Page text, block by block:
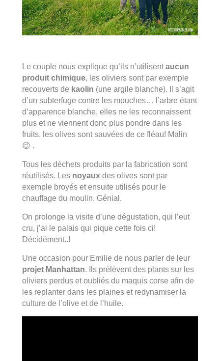
Le couple nous explique qu’ils n’utilisentaucun
produit chimique, les oliviers sont par exemple
recouverts de kaolin (une argile blanche). Il s’agit
d’un subterfuge contre les mouches… l’arbre étant
d’apparence blanche, elles ne les reconnaissent
plus et ne viennent donc plus pondre dans les
fruits, les olives sont sauvées de ce fléau! Malin
😉 .
Tous les déchets produits par la fabrication sont
réutilisés. Les noyauxdes olives sont par
exemple broyés et ensuite utilisés pour le
chauffage du moulin. Génial.
On prolonge la visite d’une dégustation, qui l’eut
cru, j’ai le palais qui pique cette fois ci!
Décidément..!
Une occasion pour Emilie de nous parler de leur
projet Manhattan. Ils prélèvent des plants sur les
oliviers perdus et oubliés du maquis corse afin de
les replanter dans les plaines et redynamiser la
culture de l’olive et de l’huile.